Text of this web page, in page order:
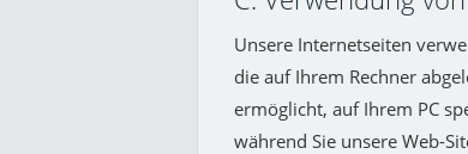
Unsere Internetseiten
die auf Ihrem Rechner
ermöglicht, auf Ihrem PC
während Sie unsere Web-